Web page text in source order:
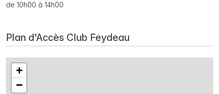
de 10h00 à 14h00
Plan d'Accès Club Feydeau
+
−